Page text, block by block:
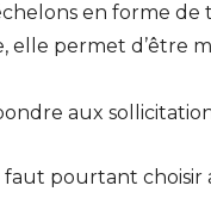
en forme
permet d’être
aux
pourtant choisir